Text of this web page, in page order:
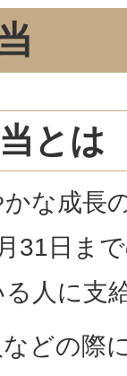
とは
かな成長
31日ま
人に支
どの際